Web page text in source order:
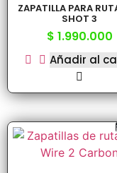
ZAPATILLA PARA
SHOT 3
$ 1.990.000
Añadir al